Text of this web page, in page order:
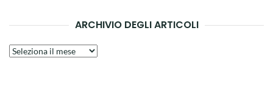
ARCHIVIO DEGLI ARTICOLI
Archivio